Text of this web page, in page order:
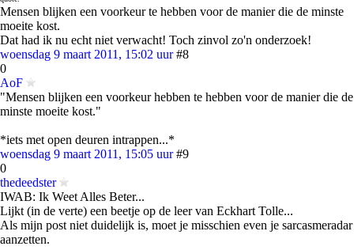
Mensen blijken een voorkeur te hebben voor de manier die de minste
moeite kost.
Dat had ik nu echt niet verwacht! Toch zinvol zo'n onderzoek!
woensdag 9 maart 2011, 15:02 uur #8
0
AoF
"Mensen blijken een voorkeur hebben te hebben voor de manier die de
minste moeite kost."
*iets met open deuren intrappen...*
woensdag 9 maart 2011, 15:05 uur #9
0
thedeedster
IWAB: Ik Weet Alles Beter...
Lijkt (in de verte) een beetje op de leer van Eckhart Tolle...
Als mijn post niet duidelijk is, moet je misschien even je sarcasmeradar
aanzetten.